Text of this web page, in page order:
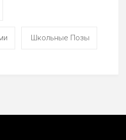
Школьные Позы